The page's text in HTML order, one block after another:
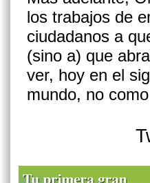
los trabajos de
ciudadanos a
(sino a) que
ver, hoy en el
mundo, no